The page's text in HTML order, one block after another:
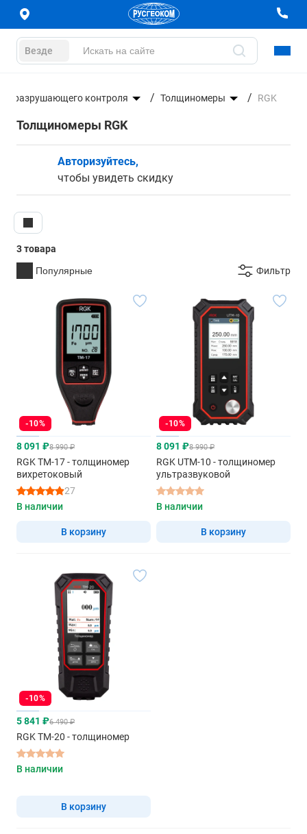
Везде
контроля Толщиномеры RGK
Толщиномеры RGK
Авторизуйтесь,
чтобы увидеть скидку
3 товара
Популярные
Фильтр
-10%
8 091 ₽8 990 ₽
RGK TM-17 - толщиномер
вихретоковый
27
В наличии
В корзину
-10%
8 091 ₽8 990 ₽
RGK UTM-10 - толщиномер
ультразвуковой
В наличии
В корзину
-10%
5 841 ₽6 490 ₽
RGK TM-20 - толщиномер
В наличии
В корзину